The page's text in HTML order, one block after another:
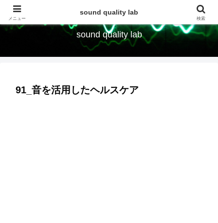
- Improving your audio system
sound quality lab
91_音を活用したヘルスケア
メニュー
sound quality lab
検索